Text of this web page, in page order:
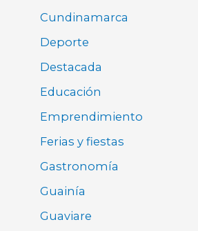
Cundinamarca
Deporte
Destacada
Educación
Emprendimiento
Ferias y fiestas
Gastronomía
Guainía
Guaviare